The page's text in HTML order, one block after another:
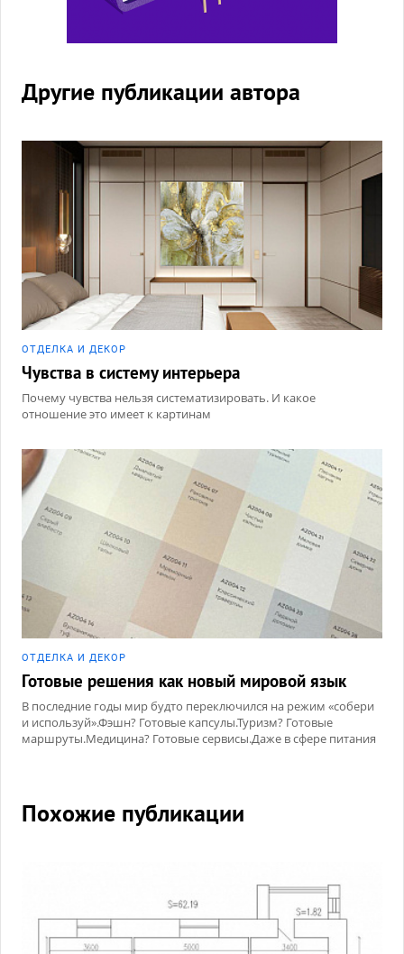
Другие публикации автора
ОТДЕЛКА И ДЕКОР
Чувства в систему интерьера
Почему чувства нельзя систематизировать. И какое
отношение это имеет к картинам
ОТДЕЛКА И ДЕКОР
Готовые решения как новый мировой язык
В последние годы мир будто переключился на режим «собери
и используй».Фэшн? Готовые капсулы.Туризм? Готовые
маршруты.Медицина? Готовые сервисы.Даже в сфере питания
Похожие публикации